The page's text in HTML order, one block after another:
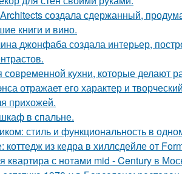
создала сдержанный,
книги и вино.
джонфаба создала интерьер,
кухни, которые делают
отражает его характер и
прихожей.
в спальне.
стиль и функциональность в
коттедж из кедра в хиллсдейле от
квартира с нотами mid - Century в